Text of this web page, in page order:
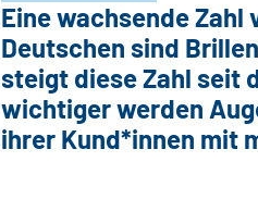
Eine wachsende Zahl
Deutschen sind
steigt diese Zahl seit
wichtiger werden
ihrer Kund*innen mit